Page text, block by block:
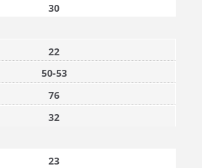
30
22
50-53
76
32
23